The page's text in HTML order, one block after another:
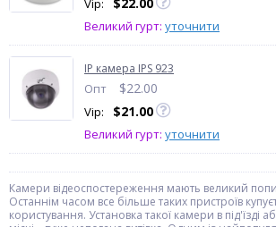
Vip:
Великий гурт: уточнити
IP камера IPS 923
Опт $22.00
Vip: $21.00
Великий гурт: уточнити
Камери відеоспостереження мають великий
Останнім часом все більше таких пристроїв
користування. Установка такої камери в під'їзді